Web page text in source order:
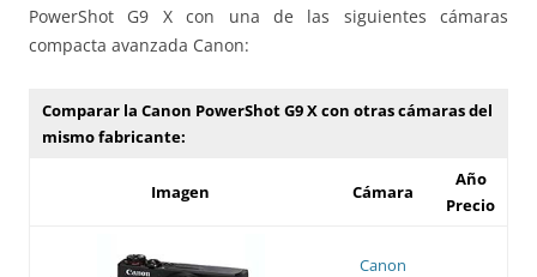
PowerShot G9 X con una de las siguientes cámaras
compacta avanzada Canon:
Comparar la Canon PowerShot G9 X con otras cámaras del
mismo fabricante:
Imagen Cámara
Año
Precio
Canon